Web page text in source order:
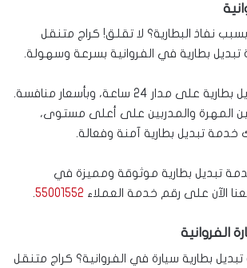
نفاذ البطارية؟ لا تقلق! كراج متنقل
بطارية في الفروانية بسرعة وسهولة.
نحن نوفر خدمة تبديل بطارية على مدار 24 ساعة، وبأسعار منافسة.
المهرة والمدربين على أعلى مستوى،
تبديل بطارية آمنة وفعالة.
تبديل بطارية موثوقة ومميزة في
الآن على رقم خدمة العملاء 55001552
.
الفروانية
بطارية سيارة في الفروانية؟ كراج متنقل